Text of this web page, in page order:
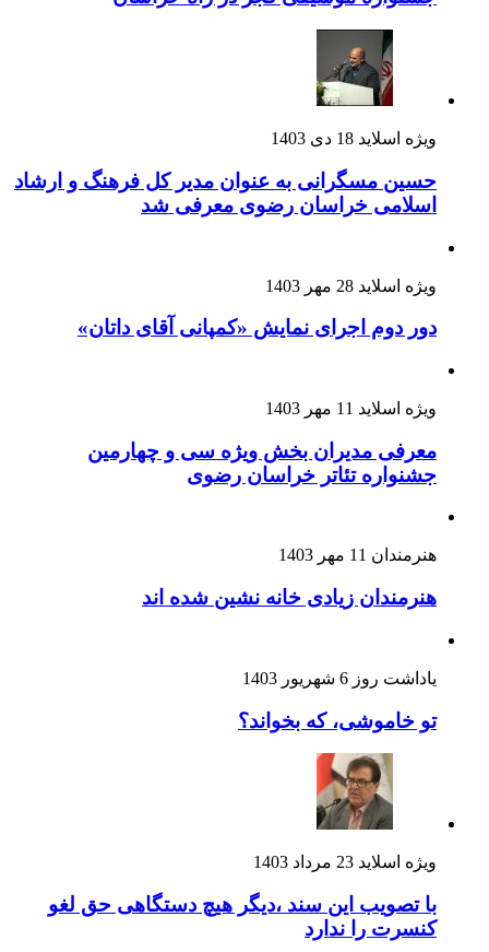
ویژه اسلاید 18 دی 1403
حسین مسگرانی به عنوان مدیر کل فرهنگ و ارشاد
اسلامی خراسان رضوی معرفی شد
ویژه اسلاید 28 مهر 1403
دور دوم اجرای نمایش «کمپانی آقای داتان»
ویژه اسلاید 11 مهر 1403
معرفی مدیران بخش ویژه سی و چهارمین
جشنواره تئاتر خراسان رضوی
هنرمندان 11 مهر 1403
هنرمندان زیادی خانه نشین شده اند
یاداشت روز 6 شهریور 1403
تو خاموشی، که بخواند؟
ویژه اسلاید 23 مرداد 1403
با تصویب این سند ،دیگر هیچ دستگاهی حق لغو
کنسرت را ندارد